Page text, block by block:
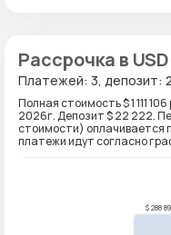
Рассрочка в USD
Платежей: 3, депозит:
Полная стоимость $ 1 111
2026г. Депозит $ 22 222.
стоимости) оплачивается
платежи идут согласно